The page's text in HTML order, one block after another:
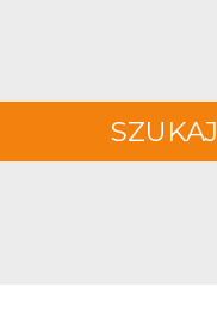
SZUKAJ